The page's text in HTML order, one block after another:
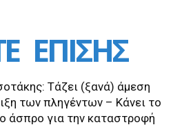
ΕΠΙΣΗΣ
Τάζει (ξανά) άμεση
των πληγέντων – Κάνει το
άσπρο για την καταστροφή